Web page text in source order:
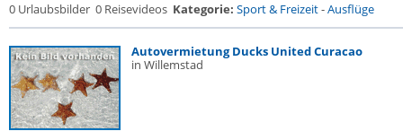
0 Urlaubsbilder 0 Reisevideos Kategorie: Sport & Freizeit-Ausflüge
Autovermietung Ducks United Curacao
in Willemstad